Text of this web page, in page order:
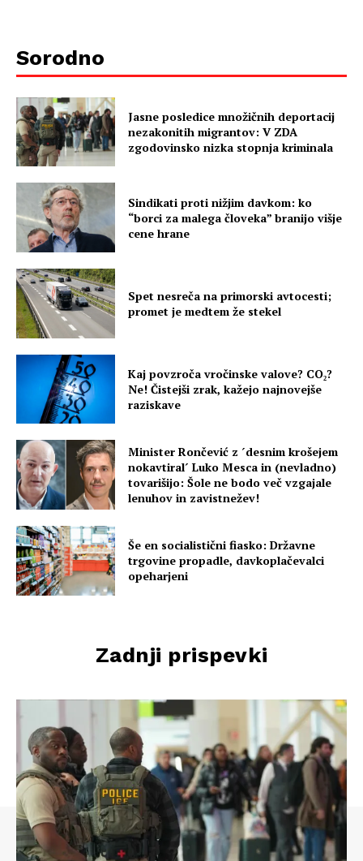
Sorodno
Jasne posledice množičnih deportacij
nezakonitih migrantov: V ZDA
zgodovinsko nizka stopnja kriminala
Sindikati proti nižjim davkom: ko
“borci za malega človeka” branijo višje
cene hrane
Spet nesreča na primorski avtocesti;
promet je medtem že stekel
Kaj povzroča vročinske valove? CO₂?
Ne! Čistejši zrak, kažejo najnovejše
raziskave
Minister Rončević z ´desnim krošejem
nokavtiral´ Luko Mesca in (nevladno)
tovarišijo: Šole ne bodo več vzgajale
lenuhov in zavistnežev!
Še en socialistični fiasko: Državne
trgovine propadle, davkoplačevalci
opeharjeni
Zadnji prispevki